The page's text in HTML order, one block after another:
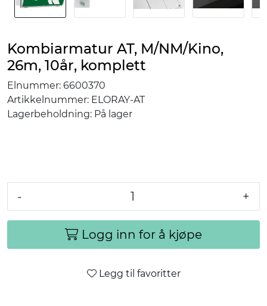
Kombiarmatur AT, M/NM/Kino,
26m, 10år, komplett
Elnummer: 6600370
Artikkelnummer: ELORAY-AT
Lagerbeholdning: På lager
- +
Logg inn for å kjøpe
Legg til favoritter